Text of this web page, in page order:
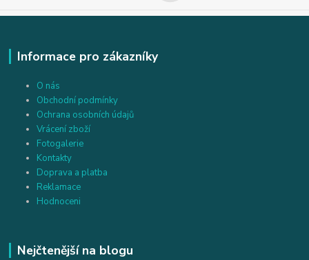
Informace pro zákazníky
O nás
Obchodní podmínky
Ochrana osobních údajů
Vrácení zboží
Fotogalerie
Kontakty
Doprava a platba
Reklamace
Hodnoceni
Nejčtenější na blogu